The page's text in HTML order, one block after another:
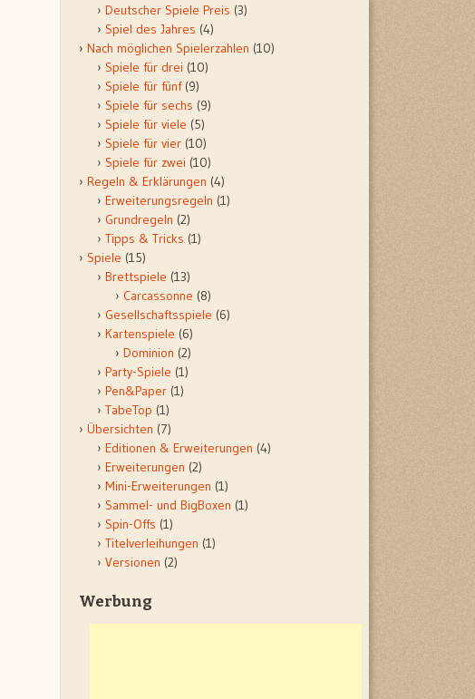
Deutscher Spiele Preis (3)
Spiel des Jahres (4)
Nach möglichen Spielerzahlen (10)
Spiele für drei (10)
Spiele für fünf(9)
Spiele für sechs (9)
Spiele für viele (5)
Spiele für vier (10)
Spiele für zwei (10)
Regeln & Erklärungen (4)
Erweiterungsregeln (1)
Grundregeln (2)
Tipps & Tricks (1)
Spiele (15)
Brettspiele (13)
Carcassonne (8)
Gesellschaftsspiele (6)
Kartenspiele (6)
Dominion (2)
Party-Spiele (1)
Pen&Paper (1)
TabeTop (1)
Übersichten (7)
Editionen & Erweiterungen (4)
Erweiterungen (2)
Mini-Erweiterungen (1)
Sammel- und BigBoxen (1)
Spin-Offs (1)
Titelverleihungen (1)
Versionen (2)
Werbung